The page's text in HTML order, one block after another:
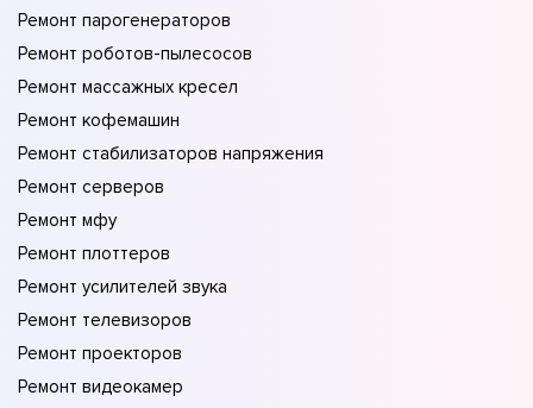
Ремонт парогенераторов
Ремонт роботов-пылесосов
Ремонт массажных кресел
Ремонт кофемашин
Ремонт стабилизаторов напряжения
Ремонт серверов
Ремонт мфу
Ремонт плоттеров
Ремонт усилителей звука
Ремонт телевизоров
Ремонт проекторов
Ремонт видеокамер